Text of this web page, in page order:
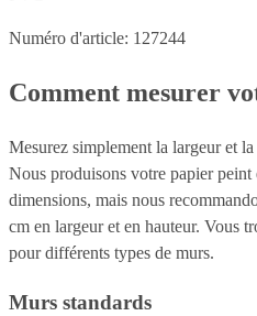
Numéro d'article: 127244
Comment mesurer
Mesurez simplement la largeur et
Nous produisons votre papier peint
dimensions, mais nous
cm en largeur et en hauteur. Vous
pour différents types de murs.
Murs standards